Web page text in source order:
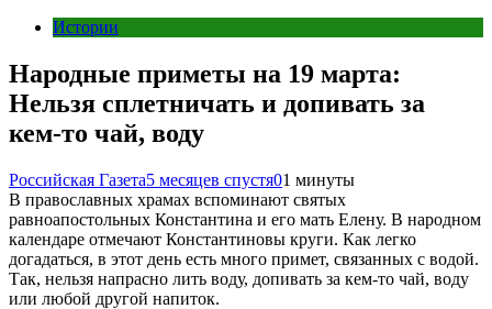
Истории
Народные приметы на 19 марта:
Нельзя сплетничать и допивать за
кем-то чай, воду
Российская Газета5 месяцев спустя01 минуты
В православных храмах вспоминают святых
равноапостольных Константина и его мать Елену. В народном
календаре отмечают Константиновы круги. Как легко
догадаться, в этот день есть много примет, связанных с водой.
Так, нельзя напрасно лить воду, допивать за кем-то чай, воду
или любой другой напиток.